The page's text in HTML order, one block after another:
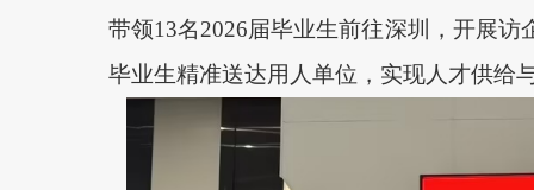
带领13名2026届毕业生前往深圳，开展
毕业生精准送达用人单位，实现人才供给